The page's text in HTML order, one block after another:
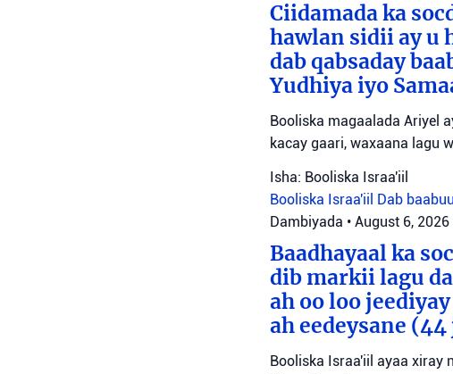
Ciidamada ka
hawlan sidii ay u
dab qabsaday
Yudhiya iyo
Booliska magaalada Ariyel
kacay gaari, waxaana lagu
Isha: Booliska Israa'iil
Booliska Israa'iil Dab
Dambiyada • August 6,
Baadhayaal ka
dib markii lagu
ah oo loo
ah eedeysane
Booliska Israa'iil ayaa xiray